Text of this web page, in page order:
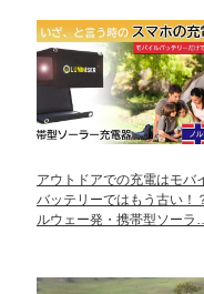
アウトドアでの充電はモバ
バッテリーではもう古い！
ルウェー発・携帯型ソーラ